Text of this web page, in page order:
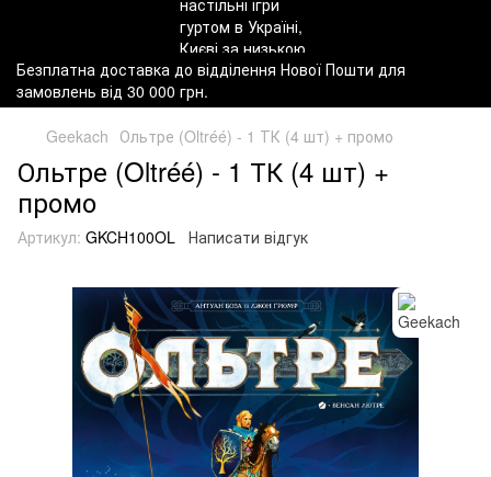
Безплатна доставка до відділення Нової Пошти для
замовлень від 30 000 грн.
Geekach Ольтре (Oltréé) - 1 ТК (4 шт) + промо
Ольтре (Oltréé) - 1 ТК (4 шт) +
промо
Артикул: GKCH100OL Написати відгук